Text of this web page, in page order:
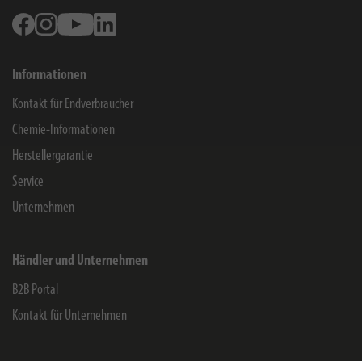
FacebookInstagramYoutube
Informationen
Kontakt für Endverbraucher
Chemie-Informationen
Herstellergarantie
Service
Unternehmen
Händler und Unternehmen
B2B Portal
Kontakt für Unternehmen